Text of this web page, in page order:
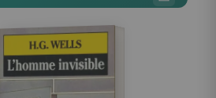
d'énergie, d'humour et d'émotion,
raconte les espoirs et les désillusions de
la danse et de ceux qui la mènent.